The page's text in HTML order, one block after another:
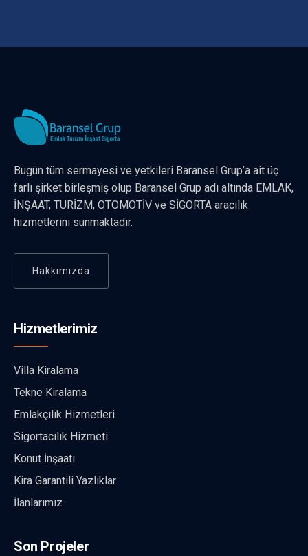
Bugün tüm sermayesi ve yetkileri Baransel Grup’a ait üç
farlı şirket birleşmiş olup Baransel Grup adı altında EMLAK,
İNŞAAT, TURİZM, OTOMOTİV ve SİGORTA aracılık
hizmetlerini sunmaktadır.
Hakkımızda
Hizmetlerimiz
Villa Kiralama
Tekne Kiralama
Emlakçılık Hizmetleri
Sigortacılık Hizmeti
Konut İnşaatı
Kira Garantili Yazlıklar
İlanlarımız
Son Projeler